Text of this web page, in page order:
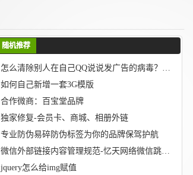
随机推荐
怎么清除别人在自己QQ说说发广告的病毒？看完胜读十年书！
如何自己新增一套3G模版
合作微商：百宝堂品牌
独家修复-会员卡、商城、相册外链
专业防伪易碎防伪标签为你的品牌保驾护航
微信外部链接内容管理规范-忆天网络微信跳转如何规避？
jquery怎么给img赋值